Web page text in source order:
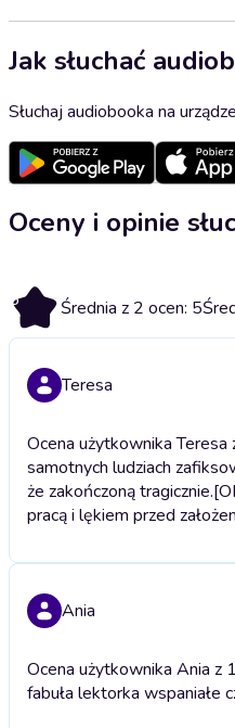
Jak słuchać
Słuchaj audiobooka na
Oceny i opinie
5 Średnia z 2 ocen: 5
Teresa
Ocena użytkownika
samotnych ludziach
że zakończoną tragicznie.
pracą i lękiem przed
Ania
Ocena użytkownika Ania z
fabuła lektorka wspaniałe